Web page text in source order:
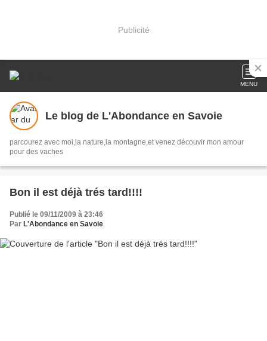
Publicité
MENU
Le blog de L'Abondance en Savoie
parcourez avec moi,la nature,la montagne,et venez découvir mon amour
pour des vaches
Bon il est déjà trés tard!!!!
Publié le 09/11/2009 à 23:46
Par L'Abondance en Savoie